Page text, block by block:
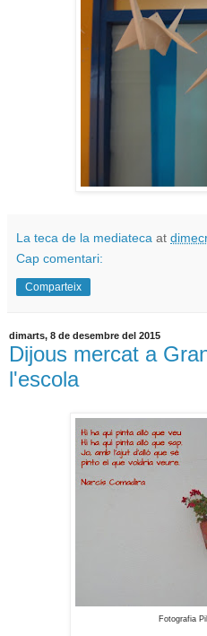
La teca de la mediateca at
Cap comentari:
Comparteix
dimarts, 8 de desembre del 2015
Dijous mercat a
l'escola
Fotografia